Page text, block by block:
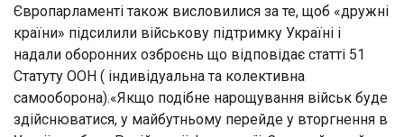
Європарламенті також висловилися за те, щоб «дружні
країни» підсилили військову підтримку Україні і
надали оборонних озброєнь що відповідає статті 51
Статуту ООН ( індивідуальна та колективна
самооборона).«Якщо подібне нарощування військ буде
здійснюватися, у майбутньому перейде у вторгнення в